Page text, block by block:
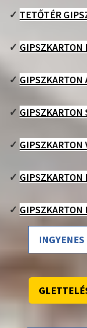
✓ TETŐTÉR
✓ GIPSZKARTON
✓ GIPSZKARTON
✓ GIPSZKARTON
✓ GIPSZKARTON
✓ GIPSZKARTON
✓ GIPSZKARTON